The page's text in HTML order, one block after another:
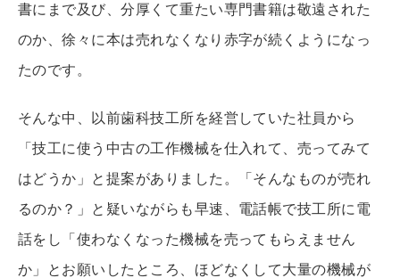
書にまで及び、分厚くて重たい専門書籍は敬遠された
のか、徐々に本は売れなくなり赤字が続くようになっ
たのです。
そんな中、以前歯科技工所を経営していた社員から
「技工に使う中古の工作機械を仕入れて、売ってみて
はどうか」と提案がありました。「そんなものが売れ
るのか？」と疑いながらも早速、電話帳で技工所に電
話をし「使わなくなった機械を売ってもらえません
か」とお願いしたところ、ほどなくして大量の機械が